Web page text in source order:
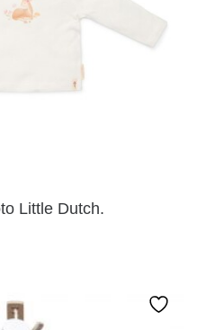
Little Dutch.